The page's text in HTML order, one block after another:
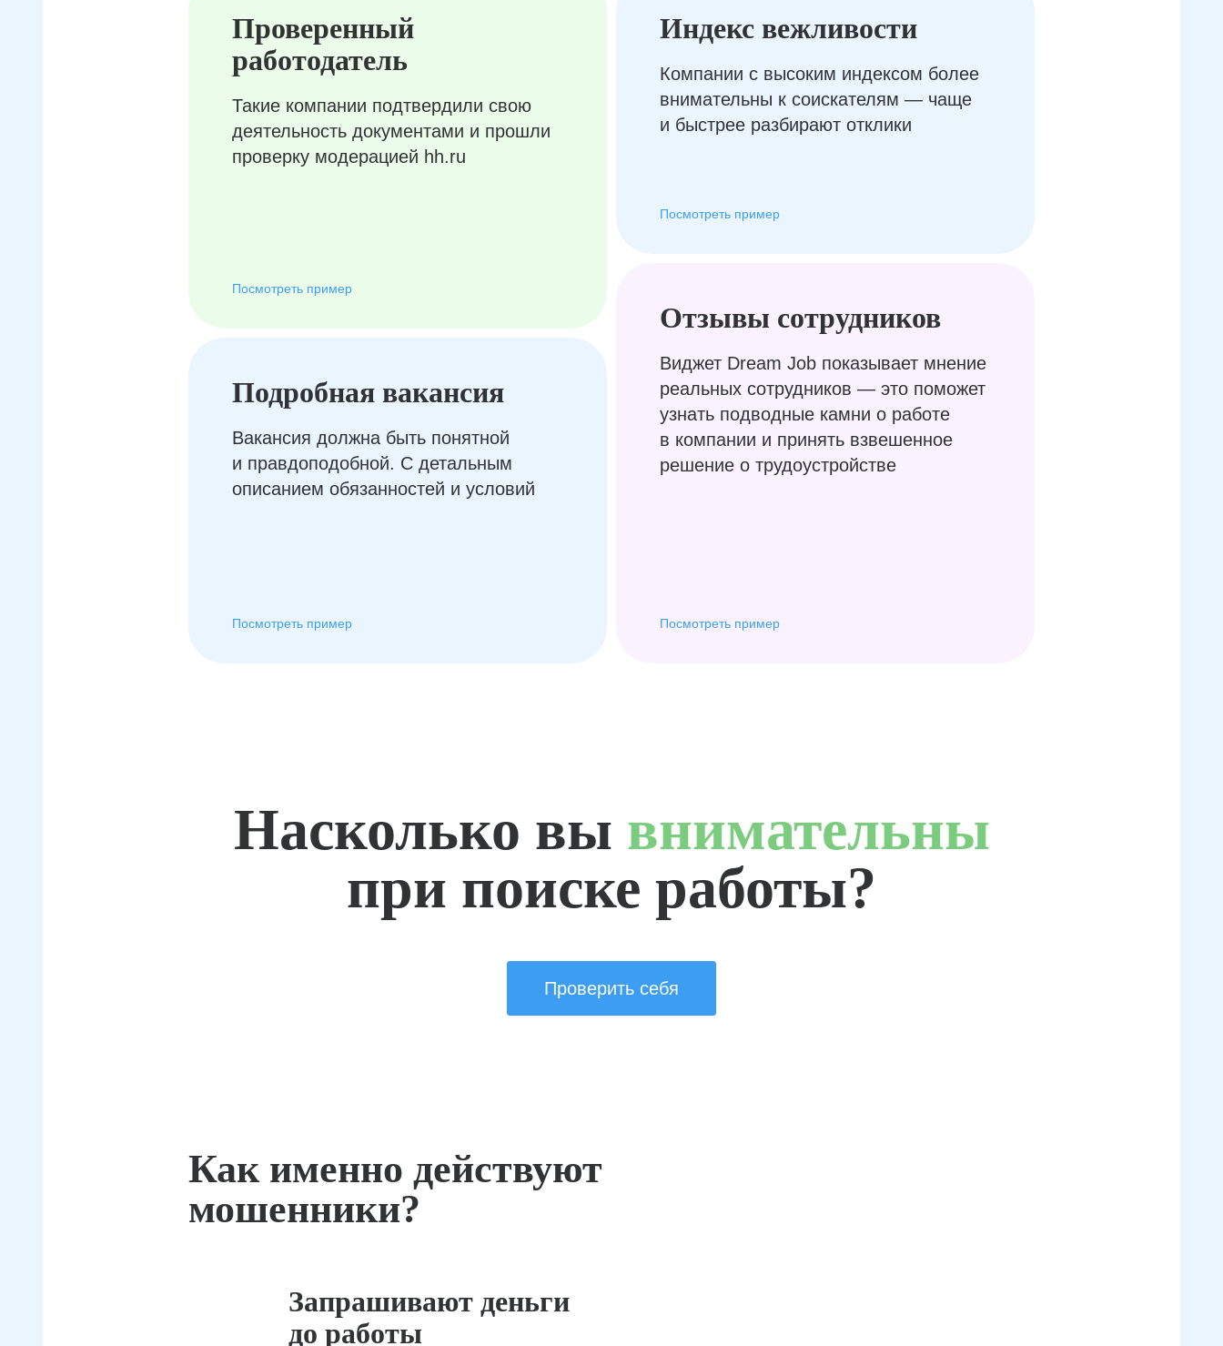
Проверенный
работодатель
Такие компании подтвердили свою
деятельность документами и прошли
проверку модерацией hh.ru
Посмотреть пример
Подробная вакансия
Вакансия должна быть понятной
и правдоподобной. С детальным
описанием обязанностей и условий
Посмотреть пример
Отзывы сотрудников
Виджет Dream Job показывает мнение
реальных сотрудников — это поможет
узнать подводные камни о работе
в компании и принять взвешенное
решение о трудоустройстве
Посмотреть пример
Индекс вежливости
Компании с высоким индексом более
внимательны к соискателям — чаще
и быстрее разбирают отклики
Посмотреть пример
Насколько вы внимательны
при поиске работы?
Проверить себя
Как именно действуют
мошенники?
Запрашивают деньги
до работы